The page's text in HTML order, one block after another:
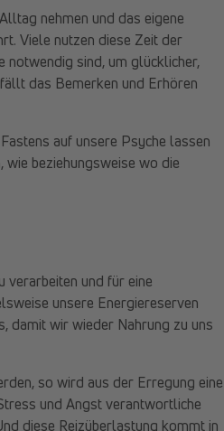
nehmen und das eigene
Viele nutzen diese Zeit der
notwendig sind, um glücklicher,
das Bemerken und Erhören
auf unsere Psyche lassen
beziehungsweise wo die
verarbeiten und für eine
unsere Energiereserven
damit wir wieder Nahrung zu uns
so wird aus der Erregung eine
und Angst verantwortliche
diese Reizüberlastung kommt in